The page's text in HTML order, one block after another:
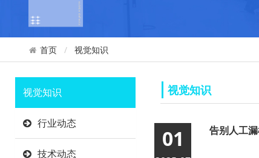
首页 视觉知识
视觉知识
行业动态
技术动态
视觉知识
01 告别人工